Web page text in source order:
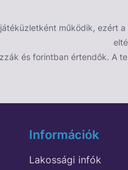
játéküzletként működik,
és forintban értendők. A
Információk
Lakossági infók